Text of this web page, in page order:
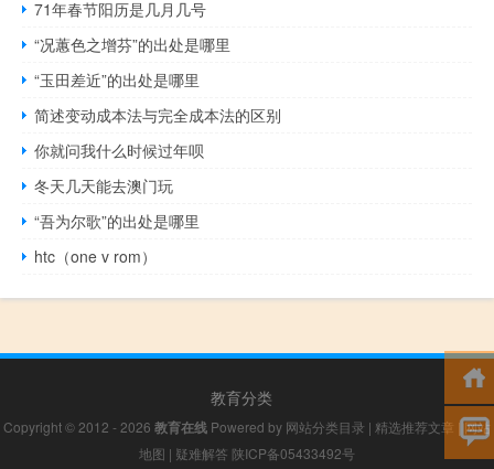
71年春节阳历是几月几号
“况蕙色之增芬”的出处是哪里
“玉田差近”的出处是哪里
简述变动成本法与完全成本法的区别
你就问我什么时候过年呗
冬天几天能去澳门玩
“吾为尔歌”的出处是哪里
htc（one v rom）
教育分类
Copyright © 2012 - 2026 教育在线 Powered by 网站分类目录 | 精选推荐文章 |网站
地图 | 疑难解答 陕ICP备05433492号